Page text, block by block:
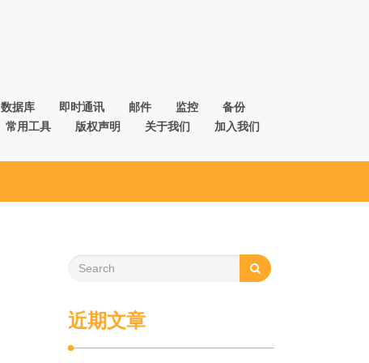
数据库 即时通讯 邮件 监控
备份
常用工具 版权声明 关于我们 加入我们
近期文章